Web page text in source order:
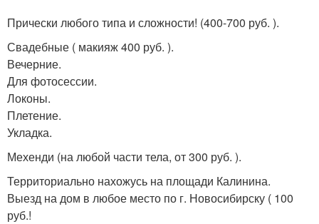
Прически любого типа и сложности! (400-700 руб. ).
Свадебные ( макияж 400 руб. ).
Вечерние.
Для фотосессии.
Локоны.
Плетение.
Укладка.
Мехенди (на любой части тела, от 300 руб. ).
Территориально нахожусь на площади Калинина.
Выезд на дом в любое место по г. Новосибирску ( 100
руб.!